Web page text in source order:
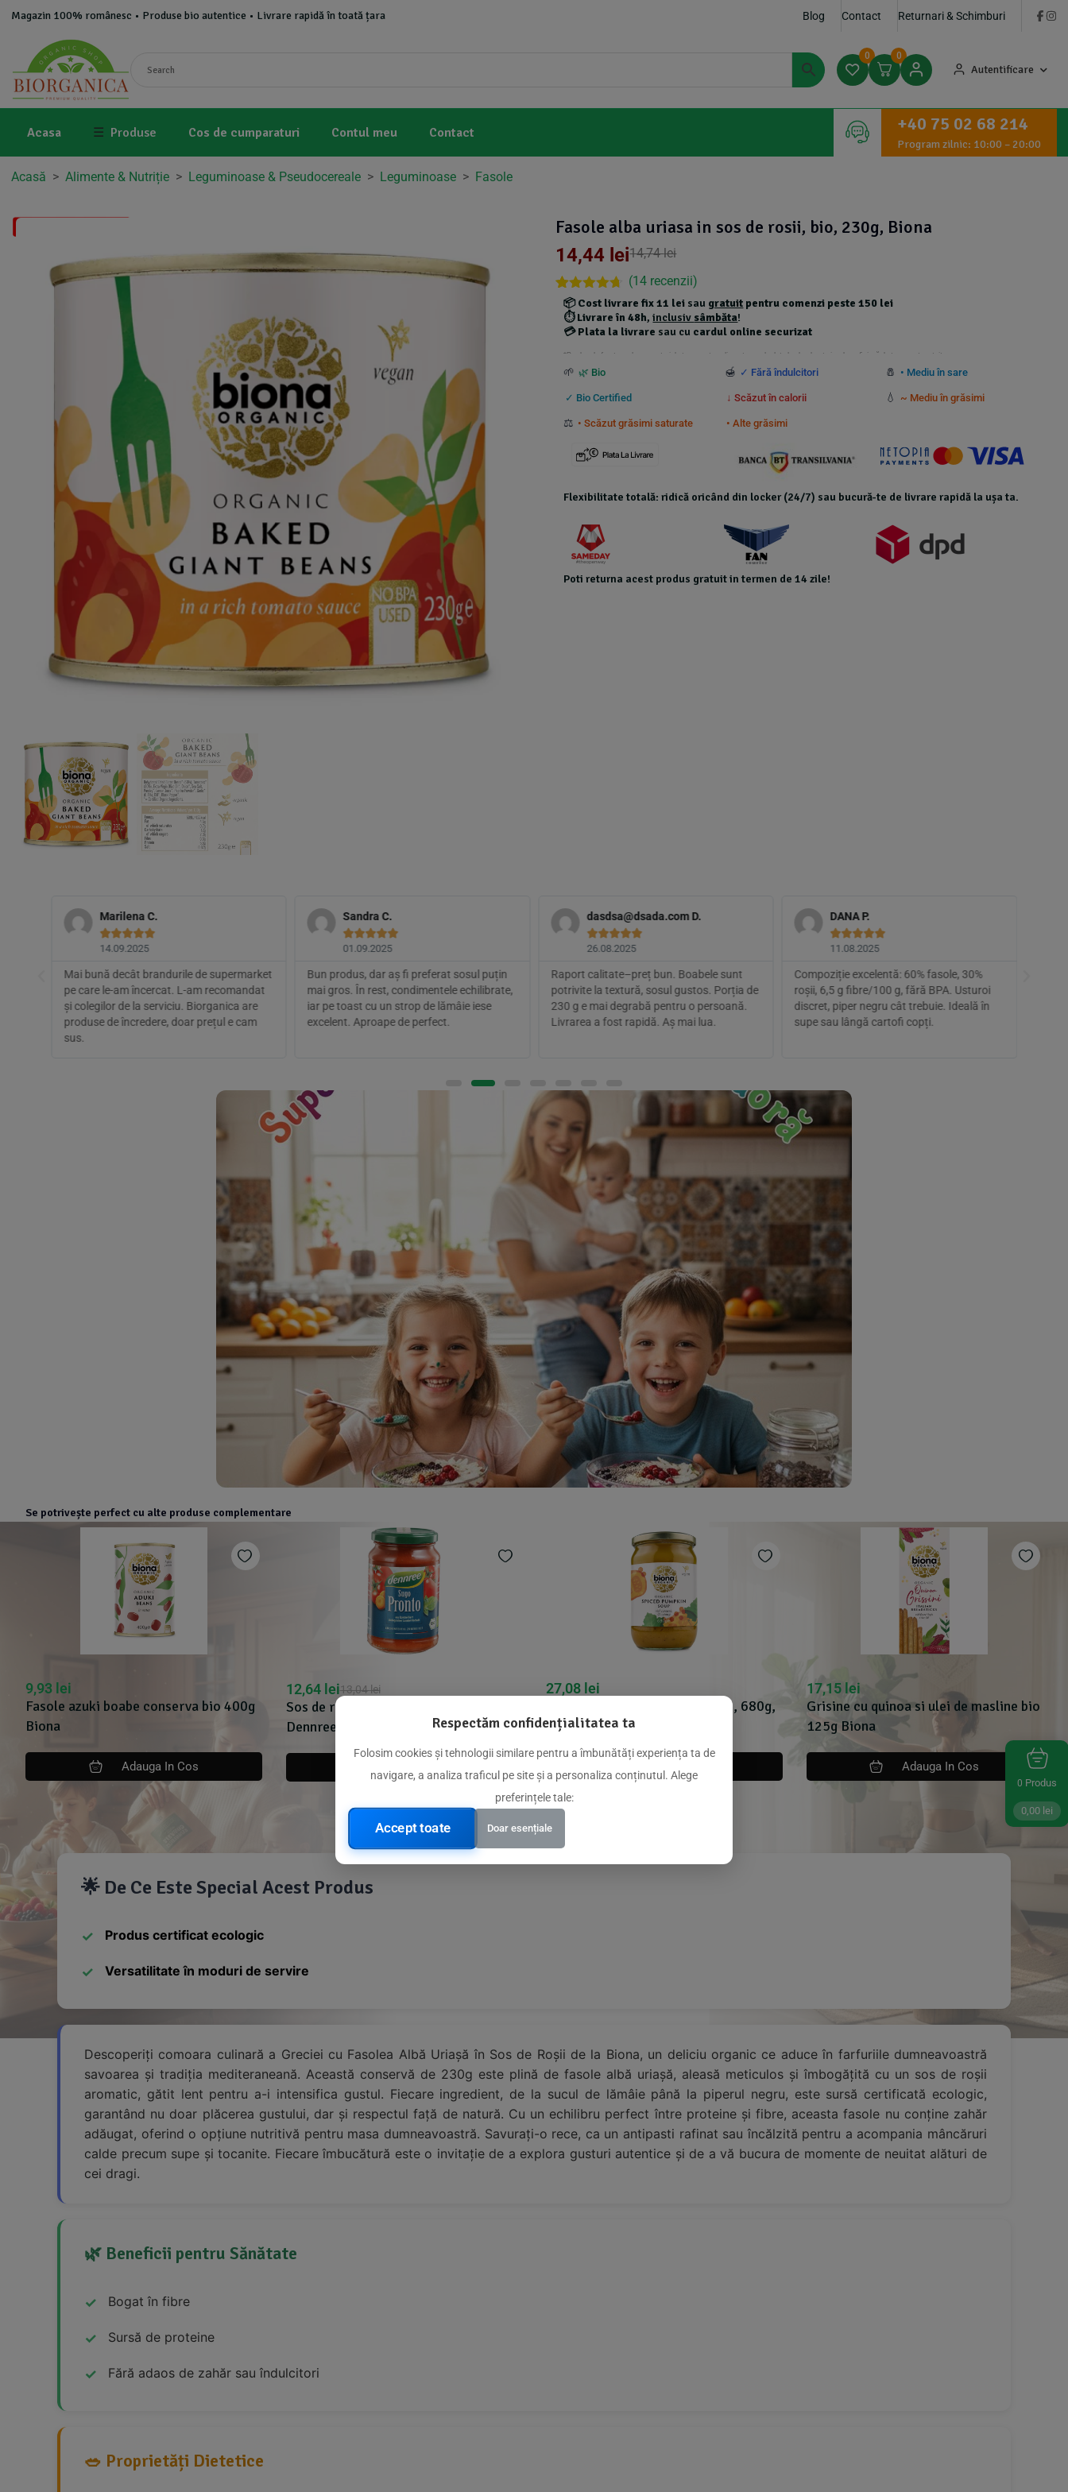
Magazin 100% românesc • Produse bio autentice • Livrare rapidă în toată țara Blog Contact Returnari & Schimburi
0 0
Autentificare
Acasa ☰ Produse Cos de cumparaturi Contul meu Contact +40 75 02 68 214
Program zilnic: 10:00 – 20:00
Acasă > Alimente & Nutriție > Leguminoase & Pseudocereale > Leguminoase > Fasole
Fasole alba uriasa in sos de rosii, bio, 230g, Biona
14,74lei
14,44 lei
Rated4.62
out of 5
based on
13
customer
ratings
(14recenzii)
📦Cost livrare fix 11 lei sau gratuit pentru comenzi peste 150 lei
⏱️Livrare în 48h,inclusiv sâmbăta!
💳Plata la livrare sau cu cardul online securizat
*Produsele foarte grele au costuri de transport suplimentare calculate la checkout și nu beneficiază de transport gratuit.
🌱 🌿 Bio 🍯 ✓ Fără îndulcitori 🧂 • Mediu în sare
✓ Bio Certified ↓ Scăzut în calorii 💧 ~ Mediu în grăsimi
⚖️ • Scăzut grăsimi saturate • Alte grăsimi
Flexibilitate totală: ridică oricând din locker (24/7) sau bucură-te de livrare rapidă la ușa ta.
Poti returna acest produs gratuit in termen de 14 zile!
Marilena C.

14.09.2025
Mai bună decât brandurile de supermarket
pe care le-am încercat. L-am recomandat
și colegilor de la serviciu. Biorganica are
produse de încredere, doar prețul e cam
sus.
Sandra C.

01.09.2025
Bun produs, dar aș fi preferat sosul puțin
mai gros. În rest, condimentele echilibrate,
iar pe toast cu un strop de lămâie iese
excelent. Aproape de perfect.
dasdsa@dsada.com D.

26.08.2025
Raport calitate–preț bun. Boabele sunt
potrivite la textură, sosul gustos. Porția de
230 g e mai degrabă pentru o persoană.
Livrarea a fost rapidă. Aș mai lua.
DANA P.

11.08.2025
Compoziție excelentă: 60% fasole, 30%
roșii, 6,5 g fibre/100 g, fără BPA. Usturoi
discret, piper negru cât trebuie. Ideală în
supe sau lângă cartofi copți.
Se potrivește perfect cu alte produse complementare
Fasole azuki boabe conserva bio 400g
Biona
9,93 lei
Adauga In Cos
Sos de rosii Sugo Pronto bio 340g
Dennree
13,04lei
12,64 lei
Adauga In Cos
Supa de dovleac cu legume, bio, 680g,
Biona
27,08 lei
Grisine cu quinoa si ulei de masline bio
125g Biona
17,15 lei
Adauga In Cos
🌟 De Ce Este Special Acest Produs
Produs certificat ecologic
Versatilitate în moduri de servire
Descoperiți comoara culinară a Greciei cu Fasolea Albă Uriașă în Sos de Roșii de la Biona, un deliciu organic ce aduce în farfuriile dumneavoastră
savoarea și tradiția mediteraneană. Această conservă de 230g este plină de fasole albă uriașă, aleasă meticulos și îmbogățită cu un sos de roșii
aromatic, gătit lent pentru a-i intensifica gustul. Fiecare ingredient, de la sucul de lămâie până la piperul negru, este sursă certificată ecologic,
garantând nu doar plăcerea gustului, dar și respectul față de natură. Cu un echilibru perfect între proteine și fibre, aceasta fasole nu conține zahăr
adăugat, oferind o opțiune nutritivă pentru masa dumneavoastră. Savurați-o rece, ca un antipasti rafinat sau încălzită pentru a acompania mâncăruri
calde precum supe și tocanite. Fiecare îmbucătură este o invitație de a explora gusturi autentice și de a vă bucura de momente de neuitat alături de
cei dragi.
🌿 Beneficii pentru Sănătate
Bogat în fibre
Sursă de proteine
Fără adaos de zahăr sau îndulcitori
🥗 Proprietăți Dietetice
0 Produs
0,00 lei
Respectăm confidențialitatea ta
Folosim cookies și tehnologii similare pentru a îmbunătăți experiența ta de
navigare, a analiza traficul pe site și a personaliza conținutul. Alege
preferințele tale:
Accept toate Doar esențiale